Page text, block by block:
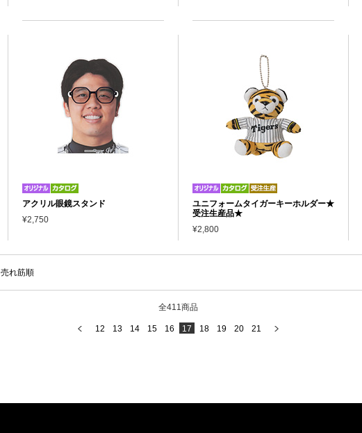
アクリル眼鏡スタンド
¥2,750
ユニフォームタイガーキーホルダー★
受注生産品★
¥2,800
売れ筋順
全411商品
12 13 14 15 16 17 18 19 20 21